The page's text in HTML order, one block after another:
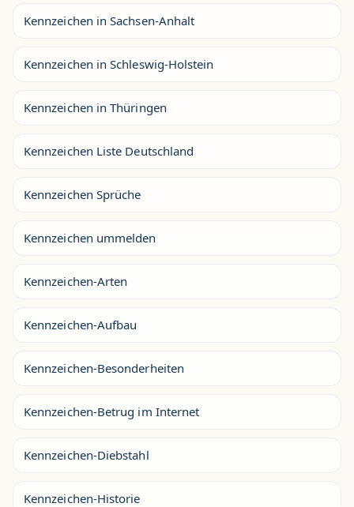
Kennzeichen in Sachsen-Anhalt
Kennzeichen in Schleswig-Holstein
Kennzeichen in Thüringen
Kennzeichen Liste Deutschland
Kennzeichen Sprüche
Kennzeichen ummelden
Kennzeichen-Arten
Kennzeichen-Aufbau
Kennzeichen-Besonderheiten
Kennzeichen-Betrug im Internet
Kennzeichen-Diebstahl
Kennzeichen-Historie